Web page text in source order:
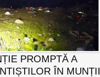
PROMPTĂ A
ÎN MUNȚII